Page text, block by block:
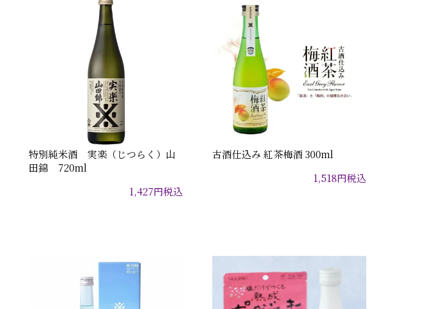
特別純米酒 実楽（じつらく）山
田錦 720ml
1,427円税込
古酒仕込み 紅茶梅酒 300ml
1,518円税込